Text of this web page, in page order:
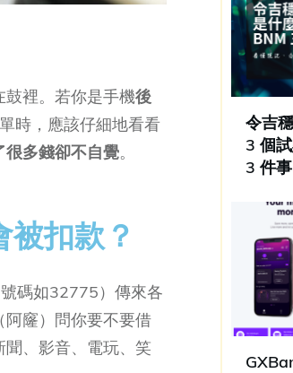
裡。若你是手機後
時，應該仔細地看看
很多錢卻不自覺。
扣款？
碼如32775）傳來各
窿）問你要不要借
、影音、電玩、笑
令吉
3 個
3 件事